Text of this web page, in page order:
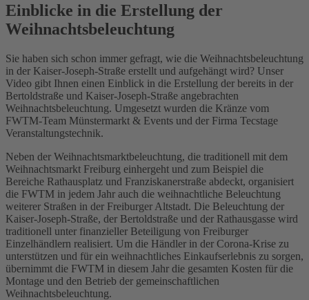
Einblicke in die Erstellung der
Weihnachtsbeleuchtung
Sie haben sich schon immer gefragt, wie die Weihnachtsbeleuchtung
in der Kaiser-Joseph-Straße erstellt und aufgehängt wird? Unser
Video gibt Ihnen einen Einblick in die Erstellung der bereits in der
Bertoldstraße und Kaiser-Joseph-Straße angebrachten
Weihnachtsbeleuchtung. Umgesetzt wurden die Kränze vom
FWTM-Team Münstermarkt & Events und der Firma Tecstage
Veranstaltungstechnik.
Neben der Weihnachtsmarktbeleuchtung, die traditionell mit dem
Weihnachtsmarkt Freiburg einhergeht und zum Beispiel die
Bereiche Rathausplatz und Franziskanerstraße abdeckt, organisiert
die FWTM in jedem Jahr auch die weihnachtliche Beleuchtung
weiterer Straßen in der Freiburger Altstadt. Die Beleuchtung der
Kaiser-Joseph-Straße, der Bertoldstraße und der Rathausgasse wird
traditionell unter finanzieller Beteiligung von Freiburger
Einzelhändlern realisiert. Um die Händler in der Corona-Krise zu
unterstützen und für ein weihnachtliches Einkaufserlebnis zu sorgen,
übernimmt die FWTM in diesem Jahr die gesamten Kosten für die
Montage und den Betrieb der gemeinschaftlichen
Weihnachtsbeleuchtung.